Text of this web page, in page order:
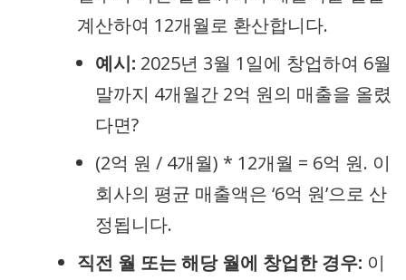
계산하여 12개월로 환산합니다.
예시: 2025년 3월 1일에 창업하여 6월
말까지 4개월간 2억 원의 매출을 올렸
다면?
(2억 원 / 4개월) * 12개월 = 6억 원. 이
회사의 평균 매출액은 ‘6억 원’으로 산
정됩니다.
직전 월 또는 해당 월에 창업한 경우: 이